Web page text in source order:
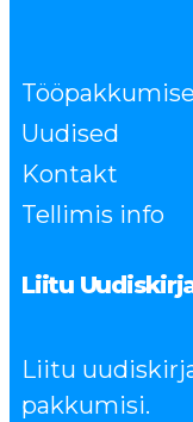
Uudised
Kontakt
Tellimis info
Liitu
Liitu
pakkumisi.